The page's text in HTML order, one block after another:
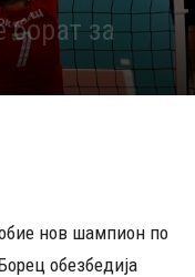
за
683
нов шампион по
обезбедија